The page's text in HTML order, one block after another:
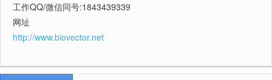
工作QQ/微信同号:1843439339
网址
http://www.biovector.net